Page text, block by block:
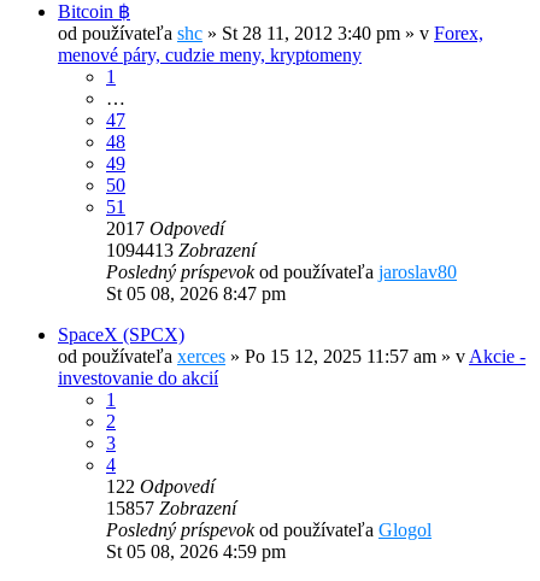
Bitcoin ฿
od používateľa shc » St 28 11, 2012 3:40 pm » v Forex,
menové páry, cudzie meny, kryptomeny
1
…
47
48
49
50
51
2017 Odpovedí
1094413 Zobrazení
Posledný príspevokod používateľa jaroslav80
St 05 08, 2026 8:47 pm
SpaceX (SPCX)
od používateľa xerces » Po 15 12, 2025 11:57 am » vAkcie -
investovanie do akcií
1
2
3
4
122 Odpovedí
15857 Zobrazení
Posledný príspevokod používateľa Glogol
St 05 08, 2026 4:59 pm